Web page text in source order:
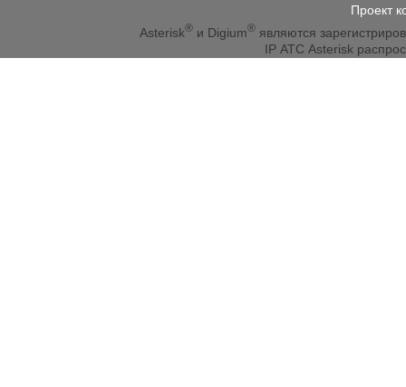
Проект
Asterisk®и Digium®являются
IP АТС Asterisk